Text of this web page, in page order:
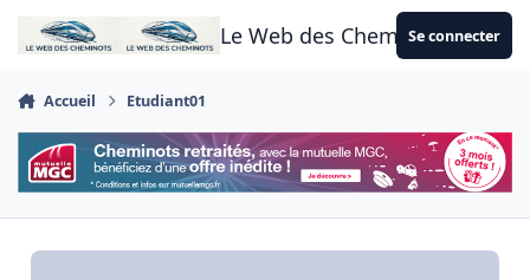
Aller au contenu
Le Web des CheminotsSe connecter
Accueil Etudiant01